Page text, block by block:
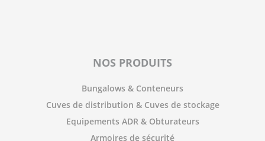
NOS PRODUITS
Bungalows & Conteneurs
Cuves de distribution & Cuves de stockage
Equipements ADR & Obturateurs
Armoires de sécurité